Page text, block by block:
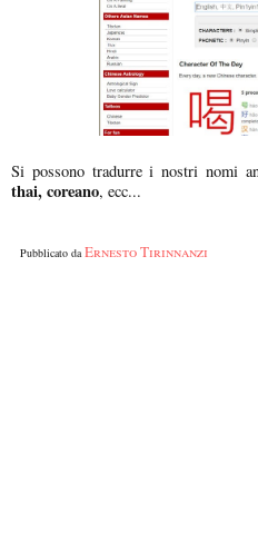
Si possono tradurre i nostri nomi
thai, coreano, ecc...
Pubblicato daErnesto Tirinnanzi